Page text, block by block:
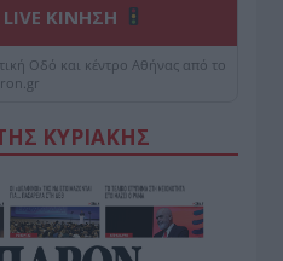
ΚΙΝΗΣΗ
Οδό και κέντρο Αθήνας από το
ΚΥΡΙΑΚΗΣ